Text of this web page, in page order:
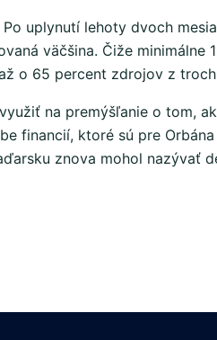
uplynutí lehoty dvoch
väčšina. Čiže
o 65 percent zdrojov z
na premýšľanie o tom,
financií, ktoré sú pre
znova mohol nazývať